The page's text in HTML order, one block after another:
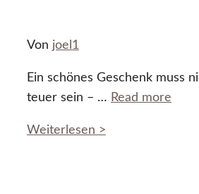
Von joel1
Ein schönes Geschenk muss
teuer sein – … Read more
Weiterlesen >